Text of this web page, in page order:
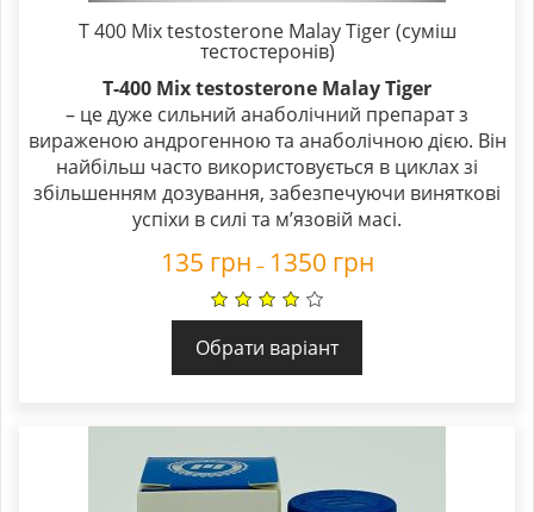
T 400 Mix testosterone Malay Tiger (суміш
тестостеронів)
T-400 Mix testosterone Malay Tiger
– це дуже сильний анаболічний препарат з
вираженою андрогенною та анаболічною дією. Він
найбільш часто використовується в циклах зі
збільшенням дозування, забезпечуючи виняткові
успіхи в силі та м’язовій масі.
135 грн – 1350 грн
Обрати варіант